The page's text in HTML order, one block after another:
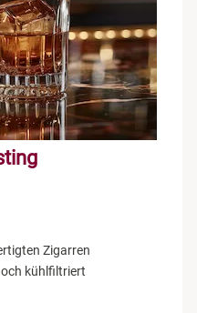
Zigarren
kühlfiltriert